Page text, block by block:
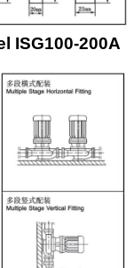
ISG100-200A